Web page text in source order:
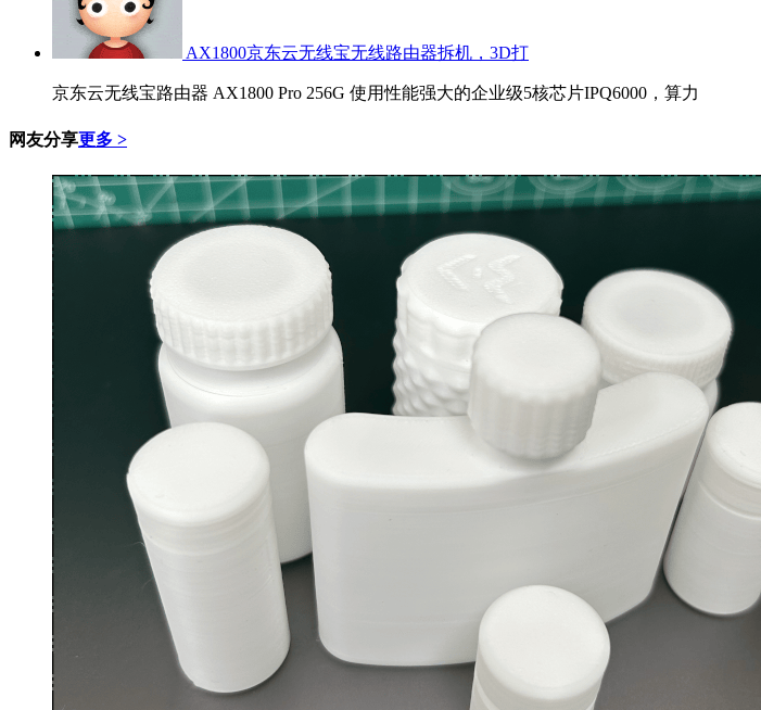
AX1800京东云无线宝无线路由器拆机，3D打
京东云无线宝路由器 AX1800 Pro 256G 使用性能强大的企业级5核芯片IPQ6000，算力
网友分享更多 >